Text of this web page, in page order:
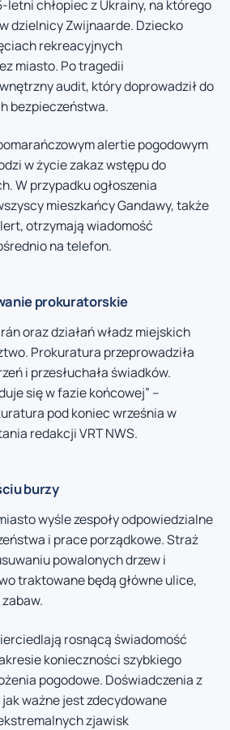
letni chłopiec z Ukrainy, na którego
dzielnicy Zwijnaarde. Dziecko
rekreacyjnych
miasto. Po tragedii
audit, który doprowadził do
bezpieczeństwa.
alertie pogodowym
w życie zakaz wstępu do
W przypadku ogłoszenia
mieszkańcy Gandawy, także
otrzymają wiadomość
na telefon.
prokuratorskie
oraz działań władz miejskich
Prokuratura przeprowadziła
i przesłuchała świadków.
się w fazie końcowej” –
pod koniec września w
redakcji VRT NWS.
burzy
wyśle zespoły odpowiedzialne
i prace porządkowe. Straż
powalonych drzew i
traktowane będą główne ulice,
rosnącą świadomość
konieczności szybkiego
pogodowe. Doświadczenia z
ważne jest zdecydowane
zjawisk